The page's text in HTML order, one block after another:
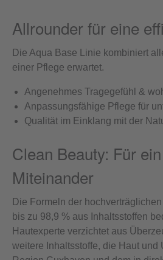
Allrounder für eine
Die Aqua Base Linie kombiniert
einer Pflege erwartet.
Angenehmes Tragegefühl &
Anpassungsfähige Pflege für
Qualität im Einklang mit der
Clean Beauty: Für
Miteinander
Die Formeln der
bis zu 98,9 % aus Inhaltsstoffen
Hautexperte verzichtet aus
weitere Inhaltsstoffe, die Haut